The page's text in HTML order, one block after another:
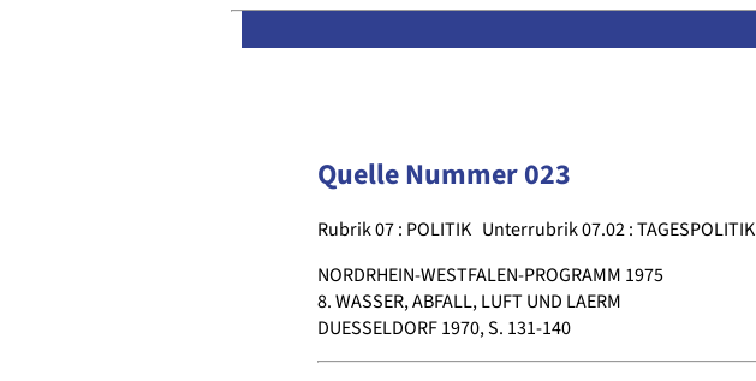
Quelle Nummer 023
Rubrik 07 : POLITIK Unterrubrik 07.02 : TAGESPOLITIK
NORDRHEIN-WESTFALEN-PROGRAMM 1975
8. WASSER, ABFALL, LUFT UND LAERM
DUESSELDORF 1970, S. 131-140